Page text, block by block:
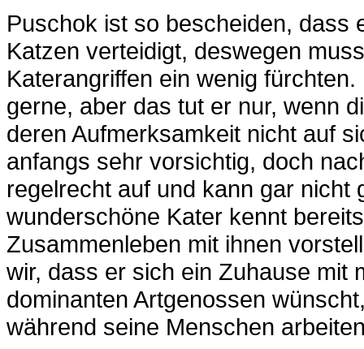
Puschok ist so bescheiden, dass
Katzen verteidigt, deswegen
Katerangriffen ein wenig
gerne, aber das tut er nur, wenn
deren Aufmerksamkeit nicht auf
anfangs sehr vorsichtig, doch
regelrecht auf und kann gar
wunderschöne Kater kennt
Zusammenleben mit ihnen
wir, dass er sich ein Zuhause mit
dominanten Artgenossen
während seine Menschen